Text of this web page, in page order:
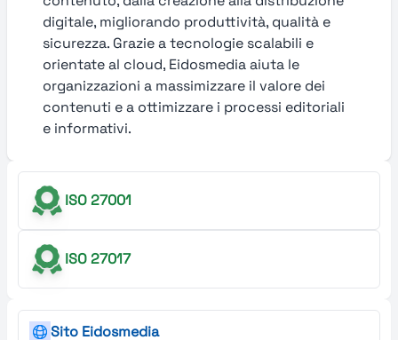
digitale, migliorando produttività, qualità e
sicurezza. Grazie a tecnologie scalabili e
orientate al cloud, Eidosmedia aiuta le
organizzazioni a massimizzare il valore dei
contenuti e a ottimizzare i processi editoriali
e informativi.
ISO 27001
ISO 27017
Sito Eidosmedia